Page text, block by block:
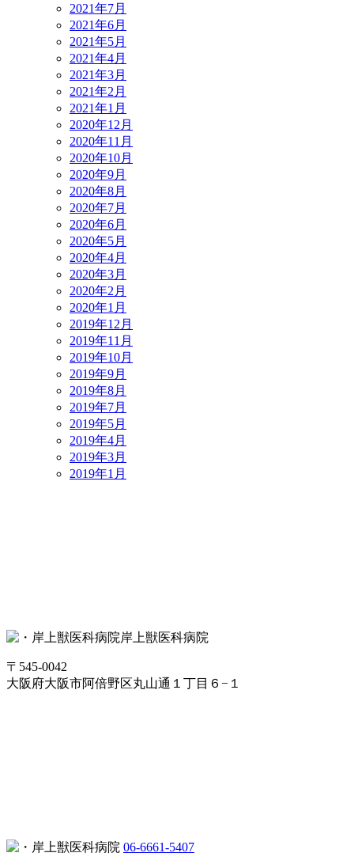
2021年7月
2021年6月
2021年5月
2021年4月
2021年3月
2021年2月
2021年1月
2020年12月
2020年11月
2020年10月
2020年9月
2020年8月
2020年7月
2020年6月
2020年5月
2020年4月
2020年3月
2020年2月
2020年1月
2019年12月
2019年11月
2019年10月
2019年9月
2019年8月
2019年7月
2019年5月
2019年4月
2019年3月
2019年1月
岸上獣医科病院
〒545-0042
大阪府大阪市阿倍野区丸山通１丁目６−１
06-6661-5407